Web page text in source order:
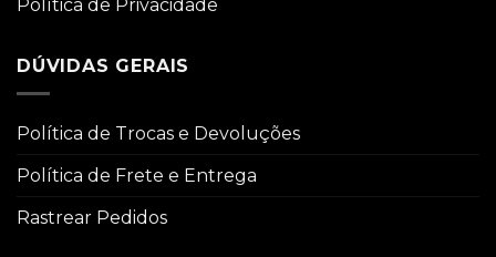
Política de Privacidade
DÚVIDAS GERAIS
Política de Trocas e Devoluções
Política de Frete e Entrega
Rastrear Pedidos